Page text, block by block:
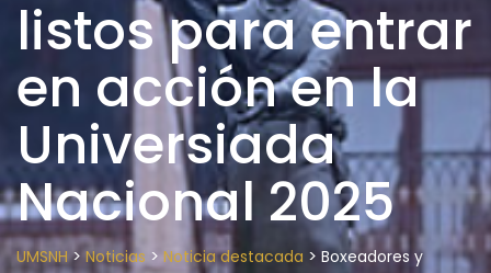
listos para entrar
en acción en la
Universiada
Nacional 2025
UMSNH> Noticias > Noticia destacada > Boxeadores y